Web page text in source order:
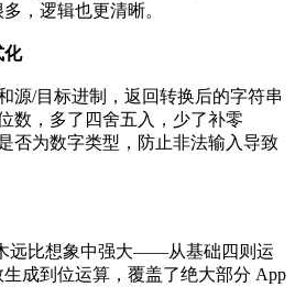
，逻辑也更清晰。
化
源/目标进制，返回转换后的字符串
数，多了四舍五入，少了补零
否为数字类型，防止非法输入导致
远比想象中强大——从基础四则运
成到位运算，覆盖了绝大部分 App